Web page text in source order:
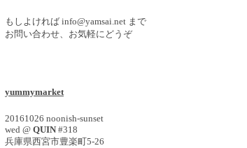
もしよければ info@yamsai.net まで
お問い合わせ、お気軽にどうぞ
yummymarket
20161026 noonish-sunset
wed @ QUIN #318
兵庫県西宮市豊楽町5-26